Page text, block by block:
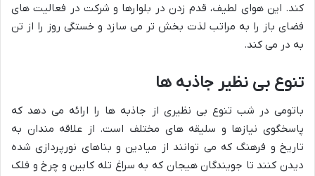
کند. این هوای لطیف، قدم زدن در بلوارها و شرکت در فعالیت های
فضای باز را به مراتب لذت بخش تر می سازد و خستگی روز را از تن
به در می کند.
تنوع بی نظیر جاذبه ها
باتومی در شب تنوع بی نظیری از جاذبه ها را ارائه می دهد که
پاسخگوی نیازها و سلیقه های مختلف است. از علاقه مندان به
تاریخ و فرهنگ که می توانند از میادین و بناهای نورپردازی شده
دیدن کنند تا جویندگان هیجان که به سراغ تله کابین و چرخ و فلک